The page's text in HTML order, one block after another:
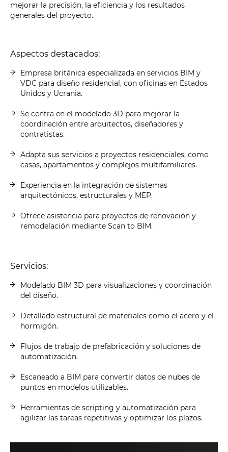
mejorar la precisión, la eficiencia y los resultados
generales del proyecto.
Aspectos destacados:
Empresa británica especializada en servicios BIM y
VDC para diseño residencial, con oficinas en Estados
Unidos y Ucrania.
Se centra en el modelado 3D para mejorar la
coordinación entre arquitectos, diseñadores y
contratistas.
Adapta sus servicios a proyectos residenciales, como
casas, apartamentos y complejos multifamiliares.
Experiencia en la integración de sistemas
arquitectónicos, estructurales y MEP.
Ofrece asistencia para proyectos de renovación y
remodelación mediante Scan to BIM.
Servicios:
Modelado BIM 3D para visualizaciones y coordinación
del diseño.
Detallado estructural de materiales como el acero y el
hormigón.
Flujos de trabajo de prefabricación y soluciones de
automatización.
Escaneado a BIM para convertir datos de nubes de
puntos en modelos utilizables.
Herramientas de scripting y automatización para
agilizar las tareas repetitivas y optimizar los plazos.